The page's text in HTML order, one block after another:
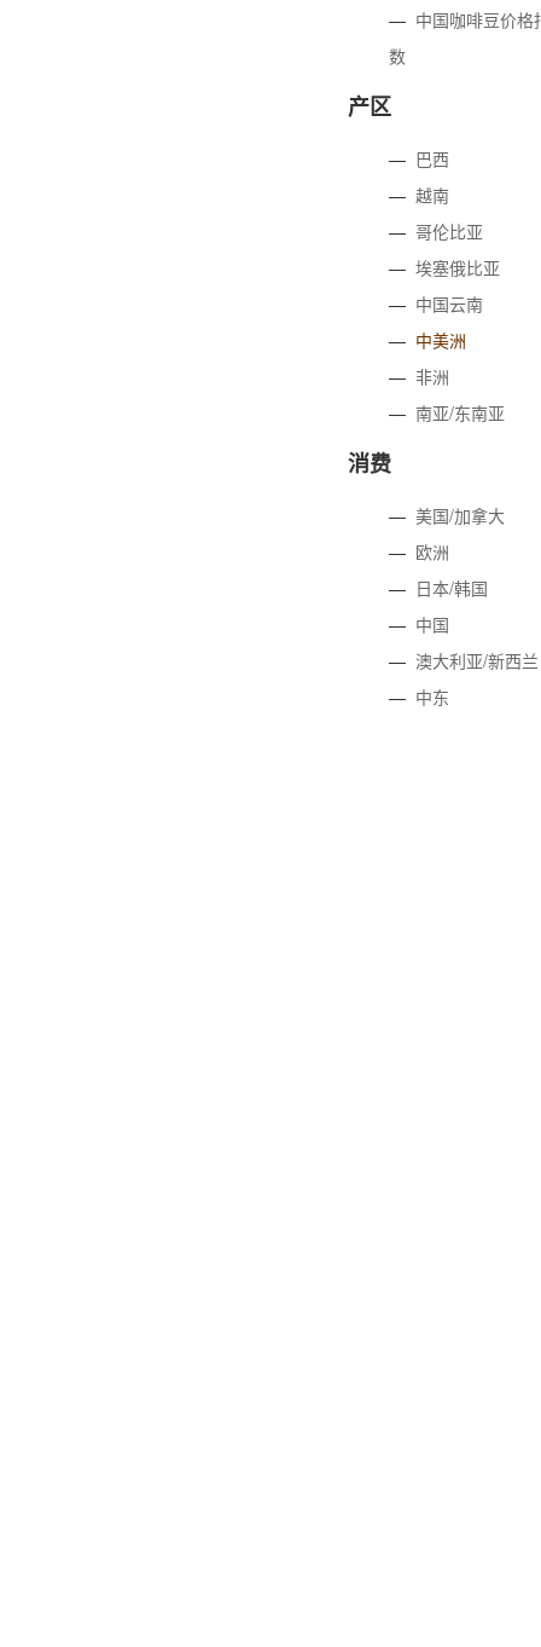
— 中国咖啡豆价格
数
产区
— 巴西
—越南
—哥伦比亚
—埃塞俄比亚
— 中国云南
— 中美洲
—非洲
—南亚/东南亚
消费
—美国/加拿大
— 欧洲
— 日本/韩国
— 中国
— 澳大利亚/新西兰
— 中东